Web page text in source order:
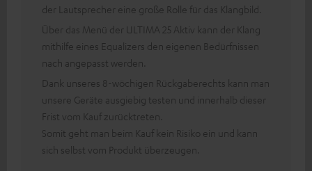
der Lautsprecher eine große Rolle für das Klangbild.
Über das Menü der ULTIMA 25 Aktiv kann der Klang
mithilfe eines Equalizers den eigenen Bedürfnissen
nach angepasst werden.
Dank unseres 8-wöchigen Rückgaberechts kann man
unsere Geräte ausgiebig testen und innerhalb dieser
Frist vom Kauf zurücktreten.
Somit geht man beim Kauf kein Risiko ein und kann
sich selbst vom Produkt überzeugen.